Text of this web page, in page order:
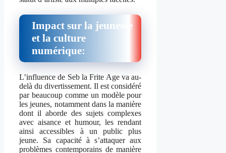
Impact sur la jeunesse
et la culture
numérique:
L’influence de Seb la Frite Age va au-
delà du divertissement. Il est considéré
par beaucoup comme un modèle pour
les jeunes, notamment dans la manière
dont il aborde des sujets complexes
avec aisance et humour, les rendant
ainsi accessibles à un public plus
jeune. Sa capacité à s’attaquer aux
problèmes contemporains de manière